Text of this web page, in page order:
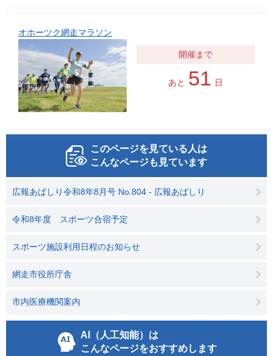
オホーツク網走マラソン
あと 51 日
このページを見ている人は
こんなページも見ています
広報あばしり令和8年8月号 No.804 - 広報あばしり
令和8年度 スポーツ合宿予定
スポーツ施設利用日程のお知らせ
網走市役所庁舎
市内医療機関案内
AI（人工知能）は
こんなページをおすすめします